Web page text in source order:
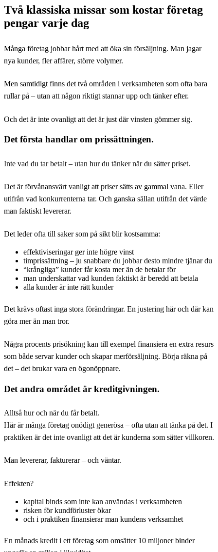
Två klassiska missar som kostar företag
pengar varje dag
Många företag jobbar hårt med att öka sin försäljning. Man jagar
nya kunder, fler affärer, större volymer.
Men samtidigt finns det två områden i verksamheten som ofta bara
rullar på – utan att någon riktigt stannar upp och tänker efter.
Och det är inte ovanligt att det är just där vinsten gömmer sig.
Det första handlar om prissättningen.
Inte vad du tar betalt – utan hur du tänker när du sätter priset.
Det är förvånansvärt vanligt att priser sätts av gammal vana. Eller
utifrån vad konkurrenterna tar. Och ganska sällan utifrån det värde
man faktiskt levererar.
Det leder ofta till saker som på sikt blir kostsamma:
effektiviseringar ger inte högre vinst
timprissättning – ju snabbare du jobbar desto mindre tjänar du
“krångliga” kunder får kosta mer än de betalar för
man underskattar vad kunden faktiskt är beredd att betala
alla kunder är inte rätt kunder
Det krävs oftast inga stora förändringar. En justering här och där kan
göra mer än man tror.
Några procents prisökning kan till exempel finansiera en extra resurs
som både servar kunder och skapar merförsäljning. Börja räkna på
det – det brukar vara en ögonöppnare.
Det andra området är kreditgivningen.
Alltså hur och när du får betalt.
Här är många företag onödigt generösa – ofta utan att tänka på det. I
praktiken är det inte ovanligt att det är kunderna som sätter villkoren.
Man levererar, fakturerar – och väntar.
Effekten?
kapital binds som inte kan användas i verksamheten
risken för kundförluster ökar
och i praktiken finansierar man kundens verksamhet
En månads kredit i ett företag som omsätter 10 miljoner binder